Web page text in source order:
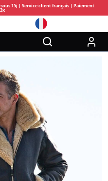
15j | Service client français | Paiement